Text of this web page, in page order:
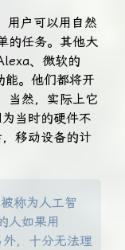
用户可以用自然
的任务。其他大
、微软的
。他们都将开
当然，实际上它
当时的硬件不
移动设备的计
称为人工智
人如果用
，十分无法理